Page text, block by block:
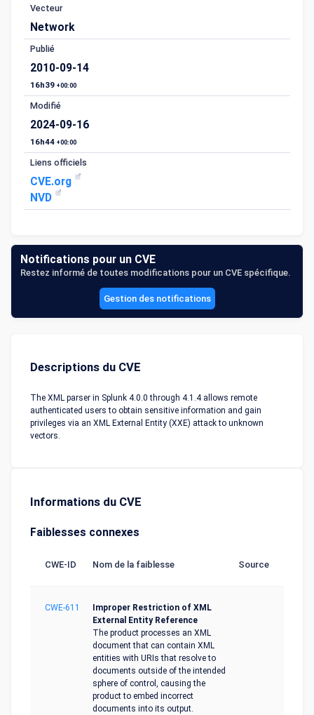
Vecteur
Network
Publié
2010-09-14
16h39 +00:00
Modifié
2024-09-16
16h44 +00:00
Liens officiels
CVE.org
NVD
Notifications pour un CVE
Restez informé de toutes modifications pour un CVE spécifique.
Gestion des notifications
Descriptions du CVE
The XML parser in Splunk 4.0.0 through 4.1.4 allows remote
authenticated users to obtain sensitive information and gain
privileges via an XML External Entity (XXE) attack to unknown
vectors.
Informations du CVE
Faiblesses connexes
CWE-ID Nom de la faiblesse Source
CWE-611
Improper Restriction of XML
External Entity Reference
The product processes an XML
document that can contain XML
entities with URIs that resolve to
documents outside of the intended
sphere of control, causing the
product to embed incorrect
documents into its output.